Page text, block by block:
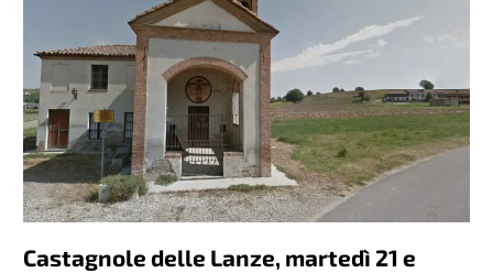
Castagnole delle Lanze, martedì 21 e